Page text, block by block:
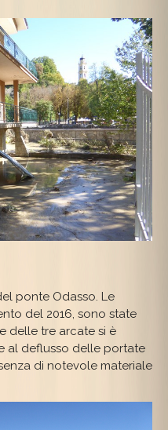
ponte Odasso. Le
del 2016, sono state
delle tre arcate si è
al deflusso delle portate
di notevole materiale